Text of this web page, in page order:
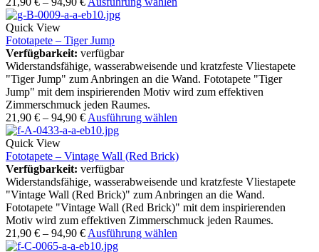
Quick View
Fototapete – Tiger Jump
Verfügbarkeit: verfügbar
Widerstandsfähige, wasserabweisende und kratzfeste Vliestapete
"Tiger Jump" zum Anbringen an die Wand. Fototapete "Tiger
Jump" mit dem inspirierenden Motiv wird zum effektiven
Zimmerschmuck jeden Raumes.
21,90 € – 94,90 € Ausführung wählen
Quick View
Fototapete – Vintage Wall (Red Brick)
Verfügbarkeit: verfügbar
Widerstandsfähige, wasserabweisende und kratzfeste Vliestapete
"Vintage Wall (Red Brick)" zum Anbringen an die Wand.
Fototapete "Vintage Wall (Red Brick)" mit dem inspirierenden
Motiv wird zum effektiven Zimmerschmuck jeden Raumes.
21,90 € – 94,90 € Ausführung wählen